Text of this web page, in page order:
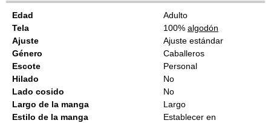
Edad
Adulto
Tela
100% algodón
Ajuste
Ajuste estándar
Género
Caballeros
Escote
Personal
Hilado
No
Lado cosido
No
Largo de la manga
Largo
Estilo de la manga
Establecer en